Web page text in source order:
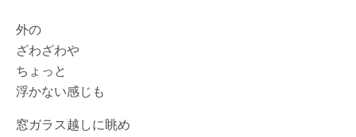
外の
ざわざわや
ちょっと
浮かない感じも
窓ガラス越しに眺め